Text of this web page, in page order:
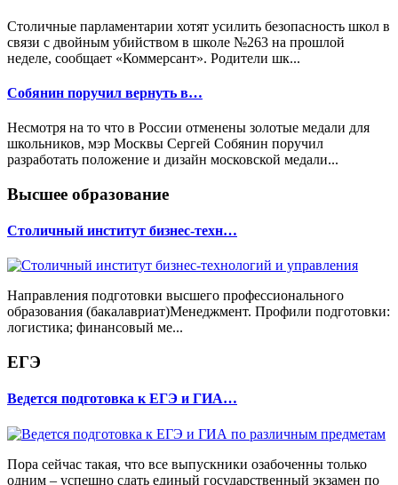
Столичные парламентарии хотят усилить безопасность школ в
связи с двойным убийством в школе №263 на прошлой
неделе, сообщает «Коммерсант». Родители шк...
Собянин поручил вернуть в…
Несмотря на то что в России отменены золотые медали для
школьников, мэр Москвы Сергей Собянин поручил
разработать положение и дизайн московской медали...
Высшее образование
Столичный институт бизнес-техн…
Направления подготовки высшего профессионального
образования (бакалавриат)Менеджмент. Профили подготовки:
логистика; финансовый ме...
ЕГЭ
Ведется подготовка к ЕГЭ и ГИА…
Пора сейчас такая, что все выпускники озабоченны только
одним – успешно сдать единый государственный экзамен по